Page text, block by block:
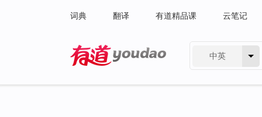
词典 翻译 有道精品课 云笔记
中英